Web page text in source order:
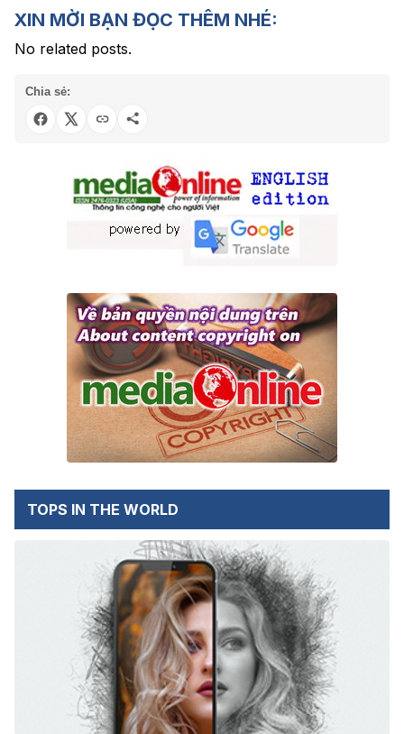
XIN MỜI BẠN ĐỌC THÊM NHÉ:
No related posts.
Chia sẻ:
TOPS IN THE WORLD